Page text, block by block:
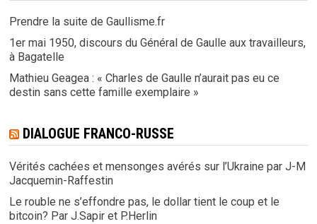
Prendre la suite de Gaullisme.fr
1er mai 1950, discours du Général de Gaulle aux travailleurs,
à Bagatelle
Mathieu Geagea : « Charles de Gaulle n’aurait pas eu ce
destin sans cette famille exemplaire »
DIALOGUE FRANCO-RUSSE
Vérités cachées et mensonges avérés sur l’Ukraine par J-M
Jacquemin-Raffestin
Le rouble ne s’effondre pas, le dollar tient le coup et le
bitcoin? Par J.Sapir et P.Herlin